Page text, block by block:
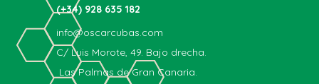
(+34) 928 635 182
info@oscarcubas.com
C/ Luis Morote, 49. Bajo drecha.
Las Palmas de Gran Canaria.